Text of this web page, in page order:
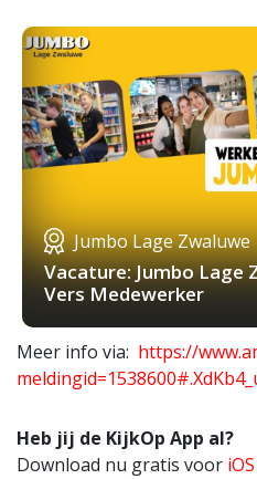
Jumbo Lage Zwaluwe
Vacature: Jumbo Lage
Vers Medewerker
Meer info via: https://
Heb jij de KijkOp App al?
Download nu gratis voor iOS